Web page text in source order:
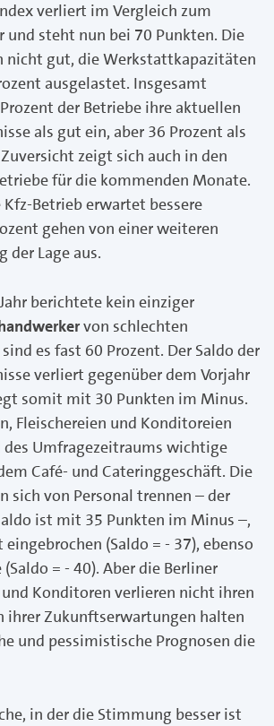
verliert im Vergleich zum
und steht nun bei 70 Punkten. Die
nicht gut, die Werkstattkapazitäten
ausgelastet. Insgesamt
der Betriebe ihre aktuellen
als gut ein, aber 36 Prozent als
zeigt sich auch in den
für die kommenden Monate.
Betrieb erwartet bessere
gehen von einer weiteren
der Lage aus.
berichtete kein einziger
von schlechten
es fast 60 Prozent. Der Saldo der
verliert gegenüber dem Vorjahr
somit mit 30 Punkten im Minus.
Fleischereien und Konditoreien
Umfragezeitraums wichtige
Café- und Cateringgeschäft. Die
sich von Personal trennen – der
ist mit 35 Punkten im Minus –,
(Saldo = - 37), ebenso
= - 40). Aber die Berliner
und Konditoren verlieren nicht ihren
ihrer Zukunftserwartungen halten
und pessimistische Prognosen die
in der die Stimmung besser ist